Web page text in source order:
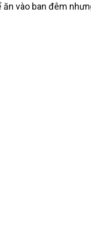
vào ban đêm